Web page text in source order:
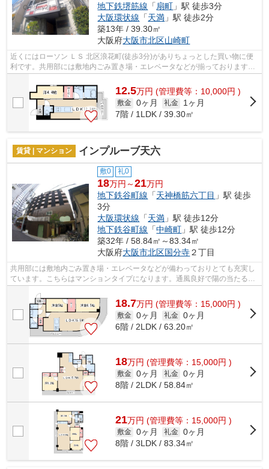
地下鉄堺筋線 「 扇町 」駅 徒歩3分
大阪環状線 「天満 」駅 徒歩2分
築13年 / 39.30㎡
大阪府大阪市北区山崎町
近くにはローソン ＬＳ 北区浪花町(徒歩3分)がありちょっとした買い物に便
利です。共用部には敷地内ごみ置き場・エレベータなどが揃っております。
造りとデザインに関して、自信をもっ...
12.5万円 (管理費等：10,000円 )
敷金 0ヶ月 礼金
1ヶ月
7階 / 1LDK / 39.30㎡
賃貸 | マンション インプルーブ天六
敷0 礼0
18万円～21万円
地下鉄谷町線 「天神橋筋六丁目 」駅 徒歩
3分
大阪環状線 「天満 」駅 徒歩12分
地下鉄谷町線 「中崎町 」駅 徒歩12分
築32年 / 58.84㎡～83.34㎡
大阪府大阪市北区国分寺２丁目
共用部には敷地内ごみ置き場・エレベータなどが備わっておりとても充実し
ています。こちらはマンションタイプになります。通風良好で陽の当たる気
18.7万円 (管理費等：15,000円 )
敷金 0ヶ月 礼金 0ヶ月
6階 / 2LDK / 63.20㎡
18万円 (管理費等：15,000円 )
敷金 0ヶ月 礼金 0ヶ月
8階 / 2LDK / 58.84㎡
21万円 (管理費等：15,000円 )
敷金 0ヶ月 礼金 0ヶ月
8階 / 3LDK / 83.34㎡